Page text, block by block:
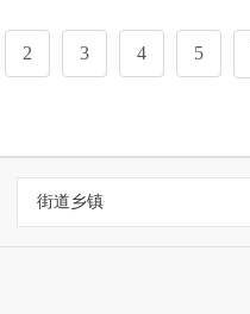
2 3 4 5
街道乡镇